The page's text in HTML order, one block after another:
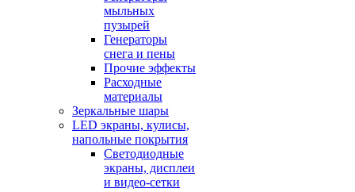
мыльных
пузырей
Генераторы
снега и пены
Прочие эффекты
Расходные
материалы
Зеркальные шары
LED экраны, кулисы,
напольные покрытия
Светодиодные
экраны, дисплеи
и видео-сетки